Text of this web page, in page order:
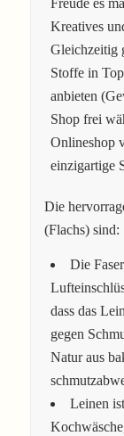
Kreatives
Gleichzeitig
Stoffe in
anbieten
Shop frei
Onlineshop
einzigartige
Die
(Flachs) sind:
Die
dass das
gegen
Natur aus
Leinen